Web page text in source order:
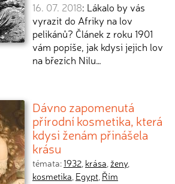
16. 07. 2018: Lákalo by vás
vyrazit do Afriky na lov
pelikánů? Článek z roku 1901
vám popíše, jak kdysi jejich lov
na březích Nilu…
Dávno zapomenutá
přírodní kosmetika, která
kdysi ženám přinášela
krásu
témata:1932, krása, ženy,
kosmetika, Egypt, Řím